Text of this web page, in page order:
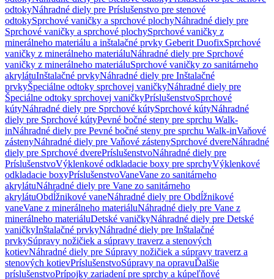
odtokyNáhradné diely pre Príslušenstvo pre stenové
odtokySprchové vaničky a sprchové plochyNáhradné diely pre
Sprchové vaničky a sprchové plochySprchové vaničky z
minerálneho materiálu a inštalačné prvky Geberit DuofixSprchové
vaničky z minerálneho materiáluNáhradné diely pre Sprchové
vaničky z minerálneho materiáluSprchové vaničky zo sanitárneho
akrylátuInštalačné prvkyNáhradné diely pre Inštalačné
prvkyŠpeciálne odtoky sprchovej vaničkyNáhradné diely pre
Špeciálne odtoky sprchovej vaničkyPríslušenstvoSprchové
kútyNáhradné diely pre Sprchové kútySprchové kútyNáhradné
diely pre Sprchové kútyPevné bočné steny pre sprchu Walk-
inNáhradné diely pre Pevné bočné steny pre sprchu Walk-inVaňové
zástenyNáhradné diely pre Vaňové zástenySprchové dvereNáhradné
diely pre Sprchové dverePríslušenstvoNáhradné diely pre
PríslušenstvoVýklenkové odkladacie boxy pre sprchyVýklenkové
odkladacie boxyPríslušenstvoVaneVane zo sanitárneho
akrylátuNáhradné diely pre Vane zo sanitárneho
akrylátuObdĺžnikové vaneNáhradné diely pre Obdĺžnikové
vaneVane z minerálneho materiáluNáhradné diely pre Vane z
minerálneho materiáluDetské vaničkyNáhradné diely pre Detské
vaničkyInštalačné prvkyNáhradné diely pre Inštalačné
prvkySúpravy nožičiek a súpravy traverz a stenových
kotievNáhradné diely pre Súpravy nožičiek a súpravy traverz a
stenových kotievPríslušenstvoSúpravy na opravuĎalšie
príslušenstvoPrípojky zariadení pre sprchy a kúpeľňové